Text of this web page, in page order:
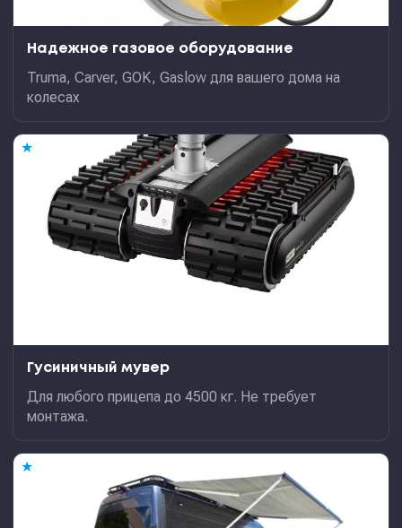
Надежное газовое оборудование
Truma, Carver, GOK, Gaslow для вашего дома на
колесах
★
Гусиничный мувер
Для любого прицепа до 4500 кг. Не требует
монтажа.
★